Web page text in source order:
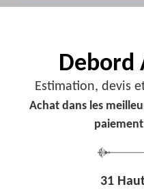
Debord
Estimation, devis
Achat dans les
31